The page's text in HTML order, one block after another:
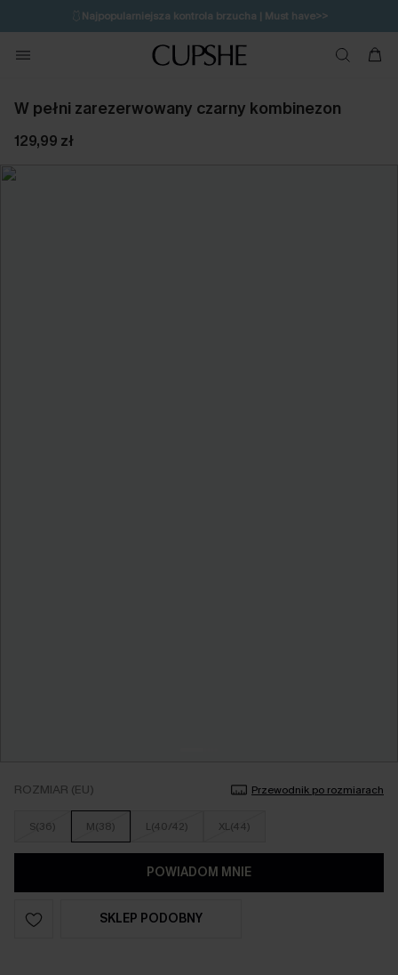
🩱Najpopularniejsza kontrola brzucha | Must have>>
🔥OSTATNIA SZANSA | Do 50% rabatu>>
💌Zapisz się i zyskaj do 20% rabatu>>
W pełni zarezerwowany czarny kombinezon
129,99 zł
ROZMIAR (EU) Przewodnik po rozmiarach
S(36) M(38) L(40/42) XL(44)
POWIADOM MNIE
SKLEP PODOBNY